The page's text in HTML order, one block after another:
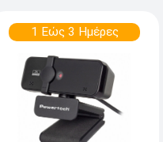
1 Εώς 3 Ημέρες